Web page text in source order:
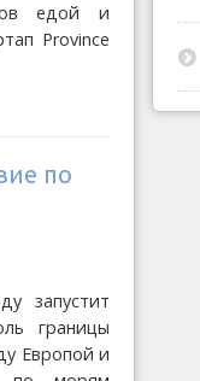
едой и
Province
по
запустит
границы
Европой и